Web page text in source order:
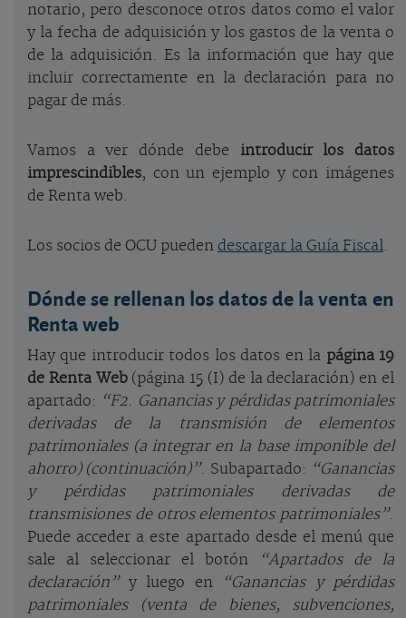
notario, pero desconoce otros datos como el valor
y la fecha de adquisición y los gastos de la venta o
de la adquisición. Es la información que hay que
incluir correctamente en la declaración para no
pagar de más.
Vamos a ver dónde debe introducir los datos
imprescindibles, con un ejemplo y con imágenes
de Renta web.
Los socios de OCU pueden descargar la Guía Fiscal.
Dónde se rellenan los datos de la venta en
Renta web
Hay que introducir todos los datos en la página 19
de Renta Web(página 15 (I) de la declaración) en el
apartado: “F2. Ganancias y pérdidas patrimoniales
derivadas de la transmisión de elementos
patrimoniales (a integrar en la base imponible del
ahorro) (continuación)”. Subapartado: “Ganancias
y pérdidas patrimoniales derivadas de
transmisiones de otros elementos patrimoniales”.
Puede acceder a este apartado desde el menú que
sale al seleccionar el botón
“Apartados de la
declaración”y luego en
“Ganancias y pérdidas
patrimoniales (venta de bienes, subvenciones,